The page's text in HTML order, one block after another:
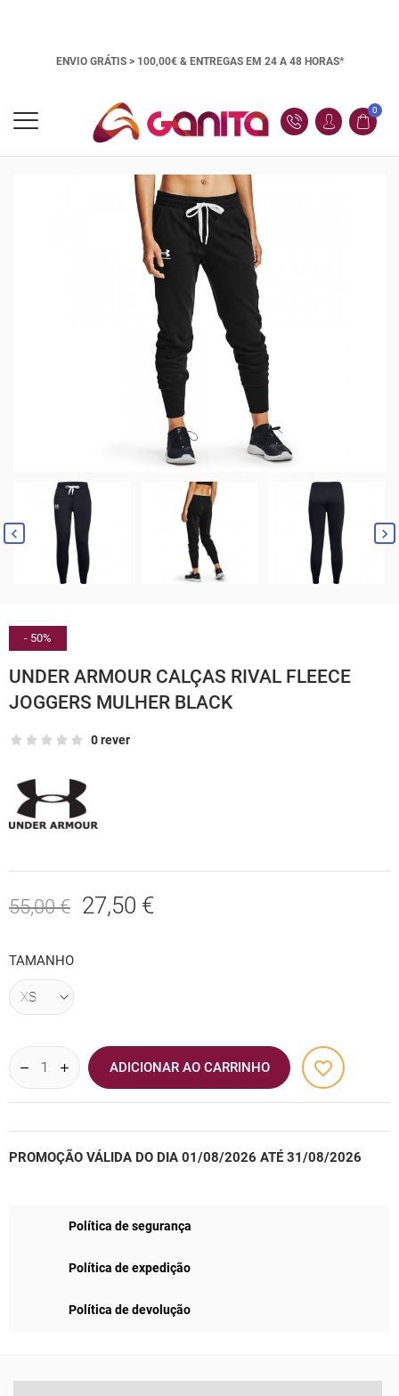
ENVIO GRÁTIS > 100,00€ & ENTREGAS EM 24 A 48 HORAS*
0
 
- 50%
UNDER ARMOUR CALÇAS RIVAL FLEECE
JOGGERS MULHER BLACK
0 rever
55,00 € 27,50 €
TAMANHO
ADICIONAR AO CARRINHO favorite_border
PROMOÇÃO VÁLIDA DO DIA 01/08/2026 ATÉ 31/08/2026
Política de segurança
Política de expedição
Política de devolução